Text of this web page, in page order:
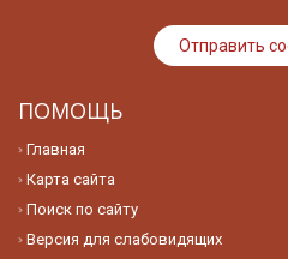
ПОМОЩЬ
Главная
Карта сайта
Поиск по сайту
Версия для слабовидящих